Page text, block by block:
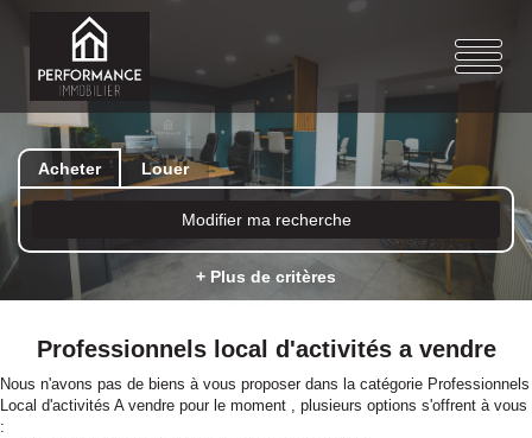
Acheter Louer
Modifier ma recherche
+ Plus de critères
Professionnels local d'activités a vendre
Nous n'avons pas de biens à vous proposer dans la catégorie Professionnels
Local d'activités A vendre pour le moment , plusieurs options s'offrent à vous
: